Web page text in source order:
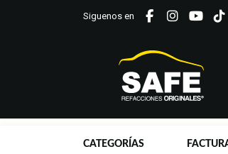
Siguenos en
CATEGORÍAS